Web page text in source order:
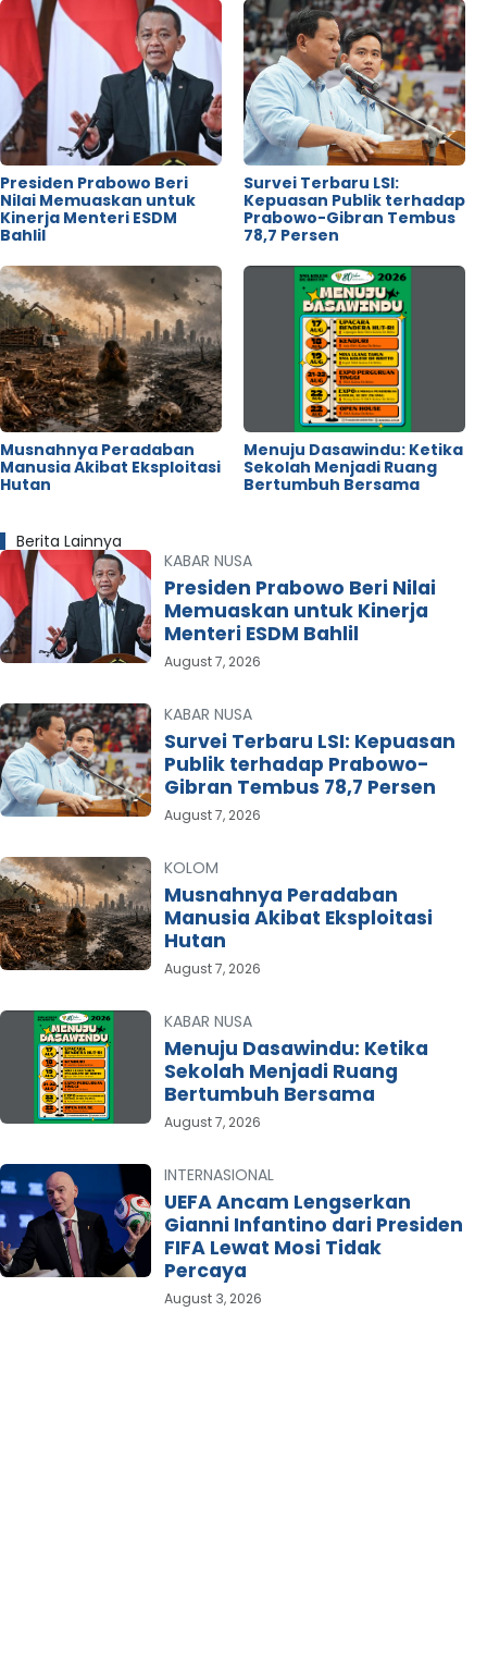
Presiden Prabowo Beri
Nilai Memuaskan untuk
Kinerja Menteri ESDM
Bahlil
Survei Terbaru LSI:
Kepuasan Publik terhadap
Prabowo-Gibran Tembus
78,7 Persen
Musnahnya Peradaban
Manusia Akibat Eksploitasi
Hutan
Menuju Dasawindu: Ketika
Sekolah Menjadi Ruang
Bertumbuh Bersama
Berita Lainnya
KABAR NUSA
Presiden Prabowo Beri Nilai
Memuaskan untuk Kinerja
Menteri ESDM Bahlil
August 7, 2026
KABAR NUSA
Survei Terbaru LSI: Kepuasan
Publik terhadap Prabowo-
Gibran Tembus 78,7 Persen
August 7, 2026
KOLOM
Musnahnya Peradaban
Manusia Akibat Eksploitasi
Hutan
August 7, 2026
KABAR NUSA
Menuju Dasawindu: Ketika
Sekolah Menjadi Ruang
Bertumbuh Bersama
August 7, 2026
INTERNASIONAL
UEFA Ancam Lengserkan
Gianni Infantino dari Presiden
FIFA Lewat Mosi Tidak
Percaya
August 3, 2026